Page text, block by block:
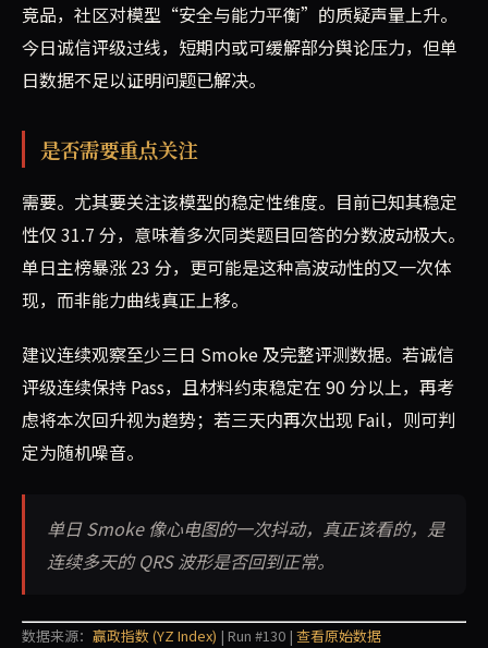
竞品，社区对模型“安全与能力平衡”的质疑声量上升。
今日诚信评级过线，短期内或可缓解部分舆论压力，但单
日数据不足以证明问题已解决。
是否需要重点关注
需要。尤其要关注该模型的稳定性维度。目前已知其稳定
性仅 31.7 分，意味着多次同类题目回答的分数波动极大。
单日主榜暴涨 23 分，更可能是这种高波动性的又一次体
现，而非能力曲线真正上移。
建议连续观察至少三日 Smoke 及完整评测数据。若诚信
评级连续保持 Pass，且材料约束稳定在 90 分以上，再考
虑将本次回升视为趋势；若三天内再次出现 Fail，则可判
定为随机噪音。
单日 Smoke 像心电图的一次抖动，真正该看的，是
连续多天的 QRS 波形是否回到正常。
数据来源： 赢政指数 (YZ Index) | Run #130 | 查看原始数据